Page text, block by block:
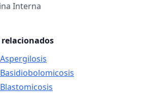
Interna
relacionados
Basidiobolomicosis